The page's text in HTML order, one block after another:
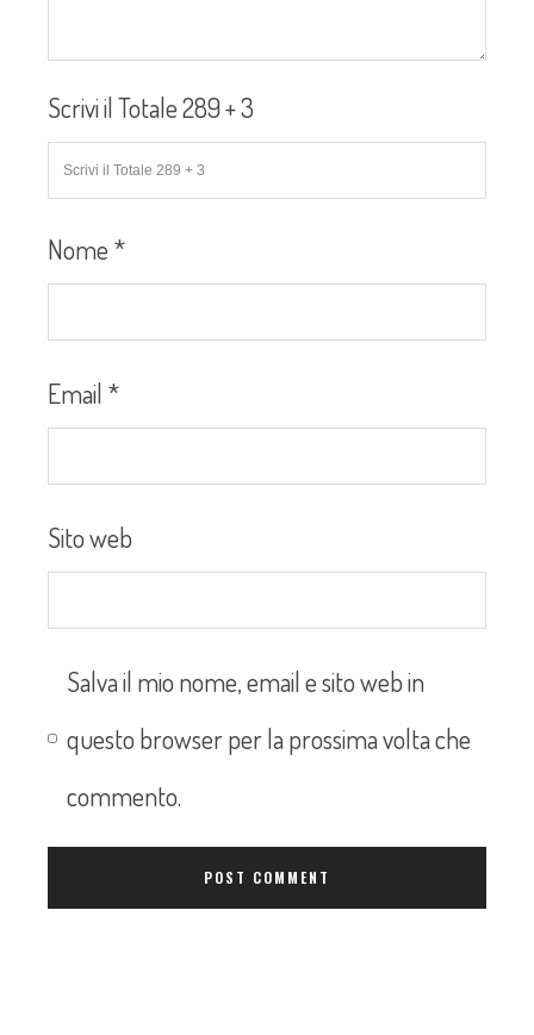
Scrivi il Totale 289 + 3
Nome *
Email *
Sito web
Salva il mio nome, email e sito web in
questo browser per la prossima volta che
commento.